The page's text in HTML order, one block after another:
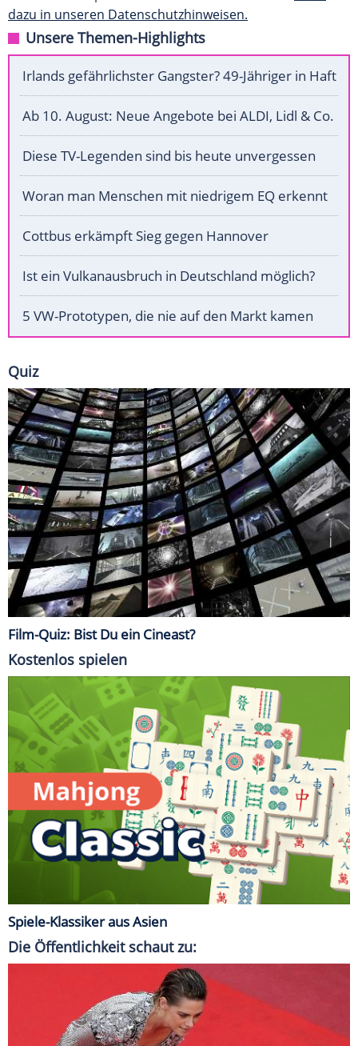
dazu in unseren Datenschutzhinweisen.
Unsere Themen-Highlights
Irlands gefährlichster Gangster? 49-Jähriger in Haft
Ab 10. August: Neue Angebote bei ALDI, Lidl & Co.
Diese TV-Legenden sind bis heute unvergessen
Woran man Menschen mit niedrigem EQ erkennt
Cottbus erkämpft Sieg gegen Hannover
Ist ein Vulkanausbruch in Deutschland möglich?
5 VW-Prototypen, die nie auf den Markt kamen
Quiz
Film-Quiz: Bist Du ein Cineast?
Kostenlos spielen
Spiele-Klassiker aus Asien
Die Öffentlichkeit schaut zu: